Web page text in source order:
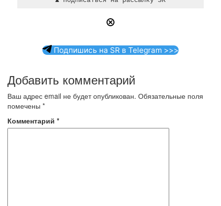
Подпишись на SR в Telegram >>>
Добавить комментарий
Ваш адрес email не будет опубликован. Обязательные поля
помечены *
Комментарий *